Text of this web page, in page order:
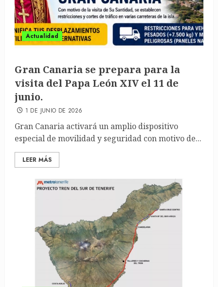
Actualidad
Gran Canaria se prepara para la
visita del Papa León XIV el 11 de
junio.
1 DE JUNIO DE 2026
Gran Canaria activará un amplio dispositivo
especial de movilidad y seguridad con motivo de...
LEER MÁS